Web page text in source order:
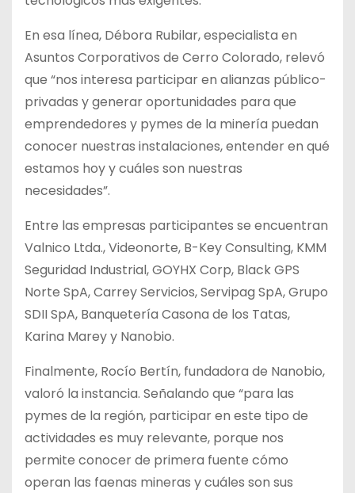
En esa línea, Débora Rubilar, especialista en
Asuntos Corporativos de Cerro Colorado, relevó
que “nos interesa participar en alianzas público-
privadas y generar oportunidades para que
emprendedores y pymes de la minería puedan
conocer nuestras instalaciones, entender en qué
estamos hoy y cuáles son nuestras
necesidades”.
Entre las empresas participantes se encuentran
Valnico Ltda., Videonorte, B-Key Consulting, KMM
Seguridad Industrial, GOYHX Corp, Black GPS
Norte SpA, Carrey Servicios, Servipag SpA, Grupo
SDII SpA, Banquetería Casona de los Tatas,
Karina Marey y Nanobio.
Finalmente, Rocío Bertín, fundadora de Nanobio,
valoró la instancia. Señalando que “para las
pymes de la región, participar en este tipo de
actividades es muy relevante, porque nos
permite conocer de primera fuente cómo
operan las faenas mineras y cuáles son sus